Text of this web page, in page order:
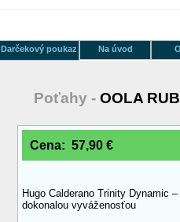
Na úvod
Darčekový poukaz
Poťahy - OOLA
Cena: 57,90 €
Hugo Calderano Trinity Dynamic
dokonalou vyváženosťou